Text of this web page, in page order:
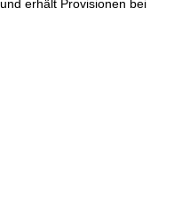
erhält Provisionen bei